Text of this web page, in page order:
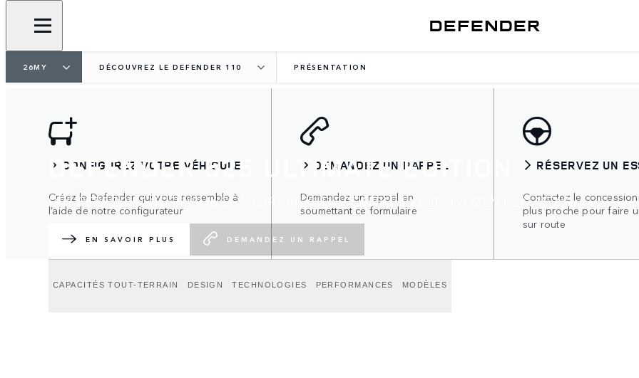
26MY DÉCOUVREZ LE DEFENDER 110 PRÉSENTATION
DEFENDER 525 ULTIMATE EDITION
DES PERFORMANCES V8 INCOMPARABLES. DISPONIBLE EXCLUSIVEMENT EN MENA.
EN SAVOIR PLUS DEMANDEZ UN RAPPEL
CONFIGUREZ VOTRE VÉHICULE
Créez le Defender qui vous ressemble à
l’aide de notre configurateur
DEMANDEZ UN RAPPEL
Demandez un rappel en
soumettant ce formulaire
RÉSERVEZ UN
Contactez le
plus proche pour faire
sur route
CAPACITÉS TOUT-TERRAIN DESIGN TECHNOLOGIES PERFORMANCES MODÈLES